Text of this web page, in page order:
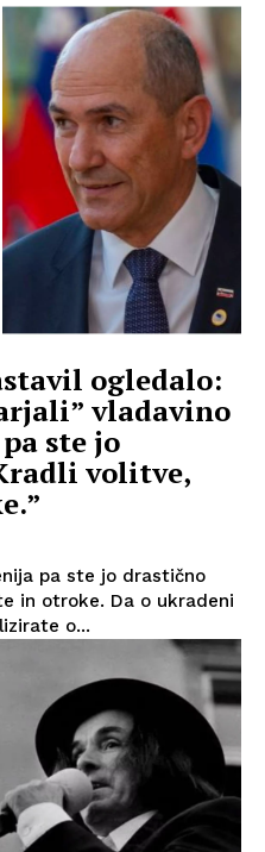
ogledalo:
vladavino
ste jo
volitve,
pa ste jo drastično
in otroke. Da o ukradeni
o...